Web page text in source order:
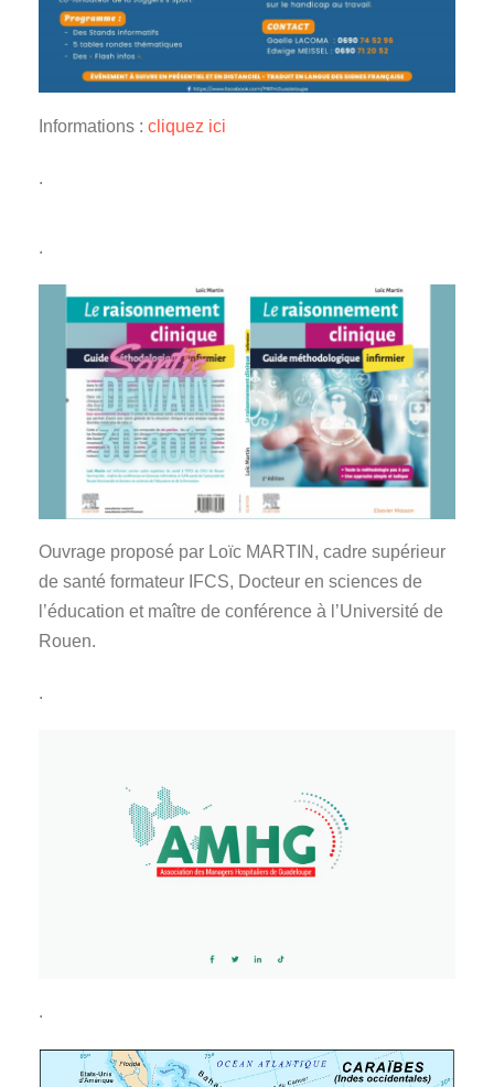
Informations : cliquez ici
.
.
Ouvrage proposé par Loïc MARTIN, cadre supérieur
de santé formateur IFCS, Docteur en sciences de
l’éducation et maître de conférence à l’Université de
Rouen.
.
.